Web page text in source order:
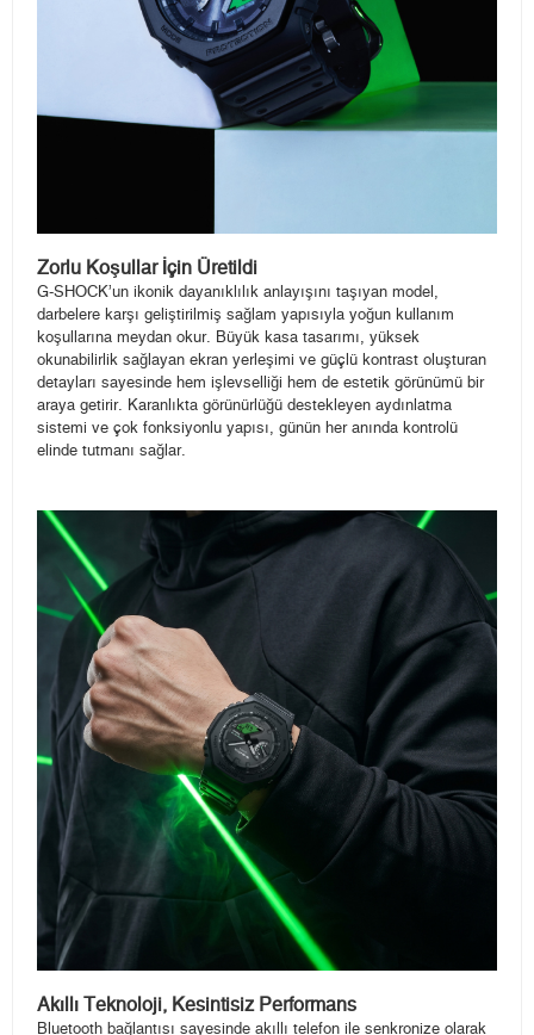
Zorlu Koşullar İçin Üretildi
G-SHOCK’un ikonik dayanıklılık anlayışını taşıyan model,
darbelere karşı geliştirilmiş sağlam yapısıyla yoğun kullanım
koşullarına meydan okur. Büyük kasa tasarımı, yüksek
okunabilirlik sağlayan ekran yerleşimi ve güçlü kontrast oluşturan
detayları sayesinde hem işlevselliği hem de estetik görünümü bir
araya getirir. Karanlıkta görünürlüğü destekleyen aydınlatma
sistemi ve çok fonksiyonlu yapısı, günün her anında kontrolü
elinde tutmanı sağlar.
Akıllı Teknoloji, Kesintisiz Performans
Bluetooth bağlantısı sayesinde akıllı telefon ile senkronize olarak